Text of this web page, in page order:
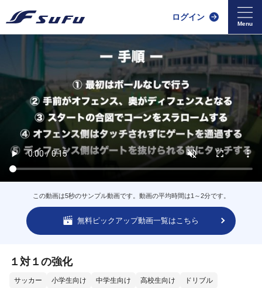
ログイン
この動画は5秒のサンプル動画です。動画の平均時間は1～2分です。
無料ピックアップ動画一覧はこちら
１対１の強化
サッカー 小学生向け 中学生向け 高校生向け
ドリブル